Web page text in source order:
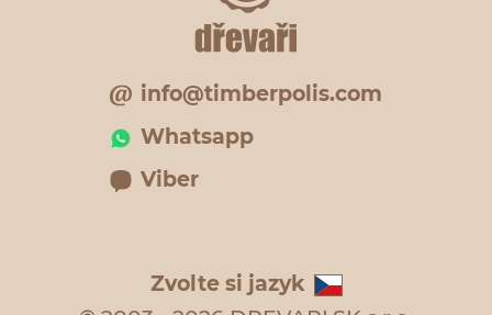
info@timberpolis.com
Whatsapp
Viber
Zvolte si jazyk